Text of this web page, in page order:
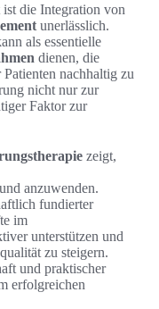
die Integration von
unerlässlich.
als essentielle
dienen, die
nachhaltig zu
nicht nur zur
Faktor zur
zeigt,
anzuwenden.
fundierter
im
unterstützen und
zu steigern.
und praktischer
erfolgreichen